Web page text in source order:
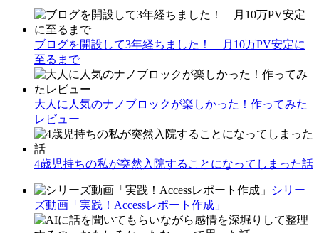
ブログを開設して3年経ちました！ 月10万PV安定に
至るまで
大人に人気のナノブロックが楽しかった！作ってみた
レビュー
4歳児持ちの私が突然入院することになってしまった話
シリー
ズ動画「実践！Accessレポート作成」